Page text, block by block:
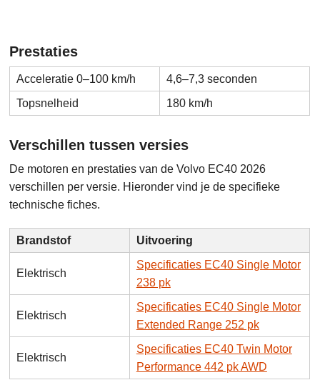
Prestaties
Acceleratie 0–100 km/h
4,6–7,3 seconden
Topsnelheid
180 km/h
Verschillen tussen versies
De motoren en prestaties van de Volvo EC40 2026
verschillen per versie. Hieronder vind je de specifieke
technische fiches.
Brandstof Uitvoering
Elektrisch
Specificaties EC40 Single Motor
238 pk
Elektrisch
Specificaties EC40 Single Motor
Extended Range 252 pk
Elektrisch
Specificaties EC40 Twin Motor
Performance 442 pk AWD